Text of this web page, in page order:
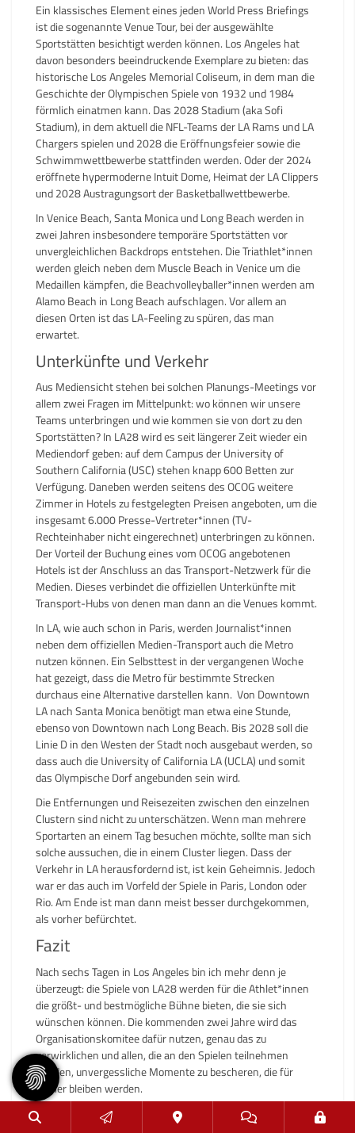
Ein klassisches Element eines jeden World Press Briefings
ist die sogenannte Venue Tour, bei der ausgewählte
Sportstätten besichtigt werden können. Los Angeles hat
davon besonders beeindruckende Exemplare zu bieten: das
historische Los Angeles Memorial Coliseum, in dem man die
Geschichte der Olympischen Spiele von 1932 und 1984
förmlich einatmen kann. Das 2028 Stadium (aka Sofi
Stadium), in dem aktuell die NFL-Teams der LA Rams und LA
Chargers spielen und 2028 die Eröffnungsfeier sowie die
Schwimmwettbewerbe stattfinden werden. Oder der 2024
eröffnete hypermoderne Intuit Dome, Heimat der LA Clippers
und 2028 Austragungsort der Basketballwettbewerbe.
In Venice Beach, Santa Monica und Long Beach werden in
zwei Jahren insbesondere temporäre Sportstätten vor
unvergleichlichen Backdrops entstehen. Die Triathlet*innen
werden gleich neben dem Muscle Beach in Venice um die
Medaillen kämpfen, die Beachvolleyballer*innen werden am
Alamo Beach in Long Beach aufschlagen. Vor allem an
diesen Orten ist das LA-Feeling zu spüren, das man
erwartet.
Unterkünfte und Verkehr
Aus Mediensicht stehen bei solchen Planungs-Meetings vor
allem zwei Fragen im Mittelpunkt: wo können wir unsere
Teams unterbringen und wie kommen sie von dort zu den
Sportstätten? In LA28 wird es seit längerer Zeit wieder ein
Mediendorf geben: auf dem Campus der University of
Southern California (USC) stehen knapp 600 Betten zur
Verfügung. Daneben werden seitens des OCOG weitere
Zimmer in Hotels zu festgelegten Preisen angeboten, um die
insgesamt 6.000 Presse-Vertreter*innen (TV-
Rechteinhaber nicht eingerechnet) unterbringen zu können.
Der Vorteil der Buchung eines vom OCOG angebotenen
Hotels ist der Anschluss an das Transport-Netzwerk für die
Medien. Dieses verbindet die offiziellen Unterkünfte mit
Transport-Hubs von denen man dann an die Venues kommt.
In LA, wie auch schon in Paris, werden Journalist*innen
neben dem offiziellen Medien-Transport auch die Metro
nutzen können. Ein Selbsttest in der vergangenen Woche
hat gezeigt, dass die Metro für bestimmte Strecken
durchaus eine Alternative darstellen kann. Von Downtown
LA nach Santa Monica benötigt man etwa eine Stunde,
ebenso von Downtown nach Long Beach. Bis 2028 soll die
Linie D in den Westen der Stadt noch ausgebaut werden, so
dass auch die University of California LA (UCLA) und somit
das Olympische Dorf angebunden sein wird.
Die Entfernungen und Reisezeiten zwischen den einzelnen
Clustern sind nicht zu unterschätzen. Wenn man mehrere
Sportarten an einem Tag besuchen möchte, sollte man sich
solche aussuchen, die in einem Cluster liegen. Dass der
Verkehr in LA herausfordernd ist, ist kein Geheimnis. Jedoch
war er das auch im Vorfeld der Spiele in Paris, London oder
Rio. Am Ende ist man dann meist besser durchgekommen,
als vorher befürchtet.
Fazit
Nach sechs Tagen in Los Angeles bin ich mehr denn je
überzeugt: die Spiele von LA28 werden für die Athlet*innen
die größt- und bestmögliche Bühne bieten, die sie sich
wünschen können. Die kommenden zwei Jahre wird das
Organisationskomitee dafür nutzen, genau das zu
verwirklichen und allen, die an den Spielen teilnehmen
werden, unvergessliche Momente zu bescheren, die für
immer bleiben werden.